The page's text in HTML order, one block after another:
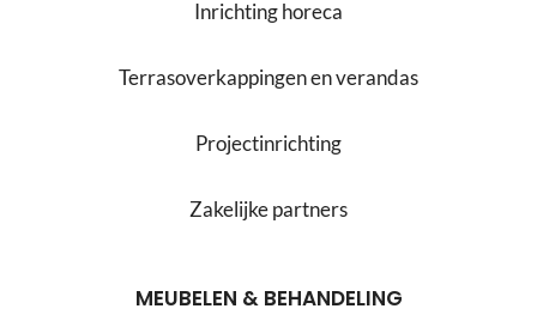
Inrichting horeca
Terrasoverkappingen en verandas
Projectinrichting
Zakelijke partners
MEUBELEN & BEHANDELING